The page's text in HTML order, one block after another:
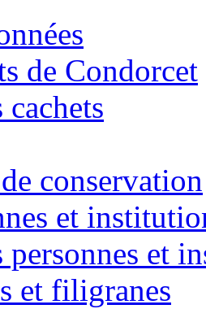
de Condorcet
conservation
et
personnes et
et filigranes